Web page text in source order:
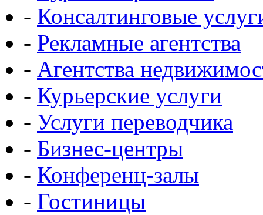
- Консалтинговые
- Рекламные агентства
- Агентства
- Курьерские услуги
- Услуги переводчика
- Бизнес-центры
- Конференц-залы
- Гостиницы